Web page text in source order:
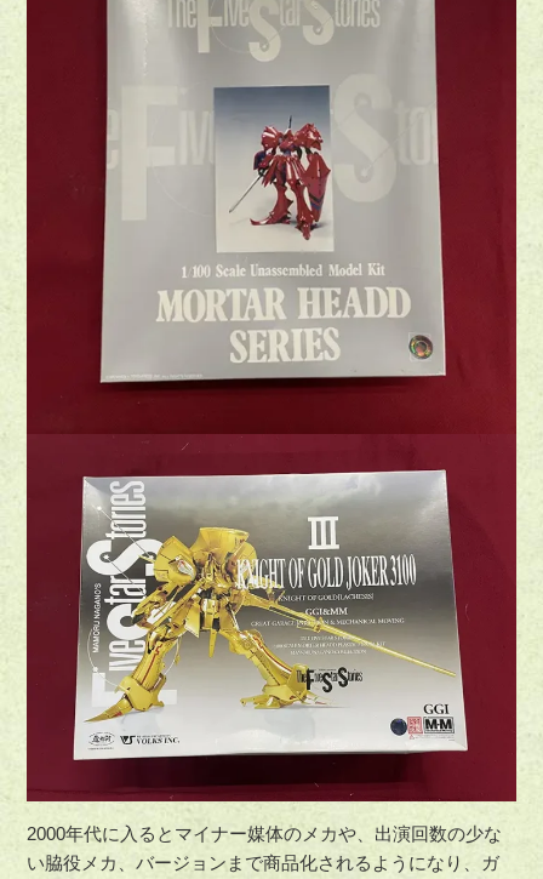
2000年代に入るとマイナー媒体のメカや、出演回数の少な
い脇役メカ、バージョンまで商品化されるようになり、ガ